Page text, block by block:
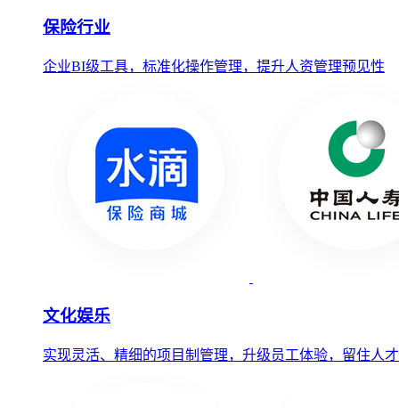
保险行业
企业BI级工具，标准化操作管理，提升人资管理预见性
文化娱乐
实现灵活、精细的项目制管理，升级员工体验，留住人才